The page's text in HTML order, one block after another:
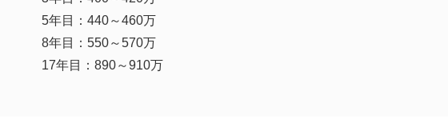
5年目：440～460万
8年目：550～570万
17年目：890～910万